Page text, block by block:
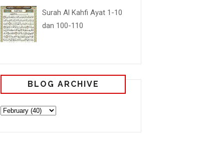
Surah Al Kahfi Ayat 1-10
dan 100-110
BLOG ARCHIVE